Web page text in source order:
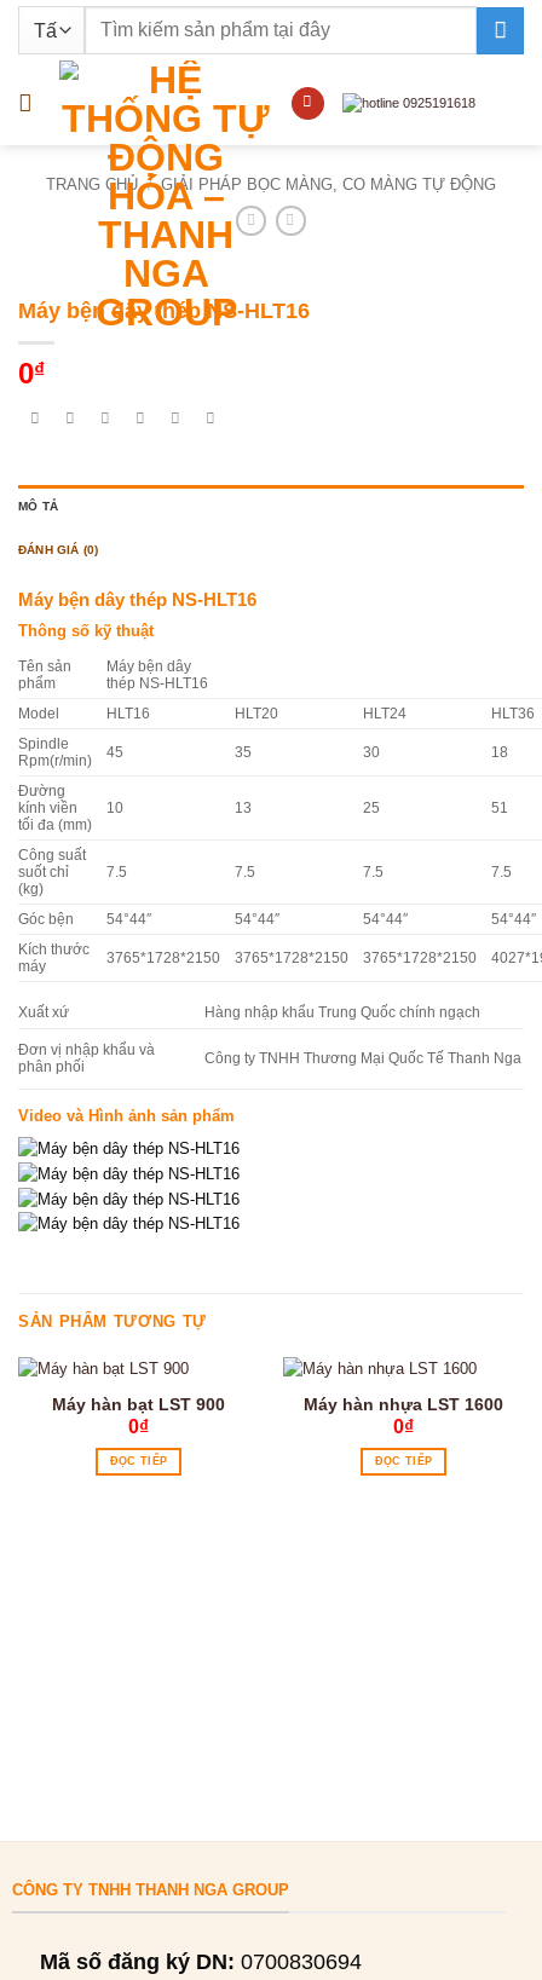
nội
Tìm
TRANG CHỦ / GIẢI PHÁP BỌC MÀNG, CO MÀNG TỰ ĐỘNG
Máy bện dây thép NS-HLT16
0₫
MÔ TẢ
ĐÁNH GIÁ (0)
Máy bện dây thép NS-HLT16
Thông số kỹ thuật
Tên sản
phẩm
Máy bện dây
thép NS-HLT16
Model HLT16 HLT20 HLT24 HLT36
Spindle
Rpm(r/min)
45 35 30 18
Đường
kính viền
tối đa (mm)
10 13 25 51
Công suất
suốt chỉ
(kg)
7.5 7.5 7.5 7.5
Góc bện 54°44″ 54°44″ 54°44″ 54°44″
Kích thước
máy
3765*1728*2150 3765*1728*2150 3765*1728*2150
Xuất xứ Hàng nhập khẩu Trung Quốc chính ngạch
Đơn vị nhập khẩu và
phân phối
Công ty TNHH Thương Mại Quốc Tế Thanh Nga
Video và Hình ảnh sản phẩm
SẢN PHẨM TƯƠNG TỰ
Máy hàn bạt LST 900
0₫
ĐỌC TIẾP
Máy hàn nhựa LST 1600
0₫
ĐỌC TIẾP
CÔNG TY TNHH THANH NGA GROUP
Mã số đăng ký DN: 0700830694